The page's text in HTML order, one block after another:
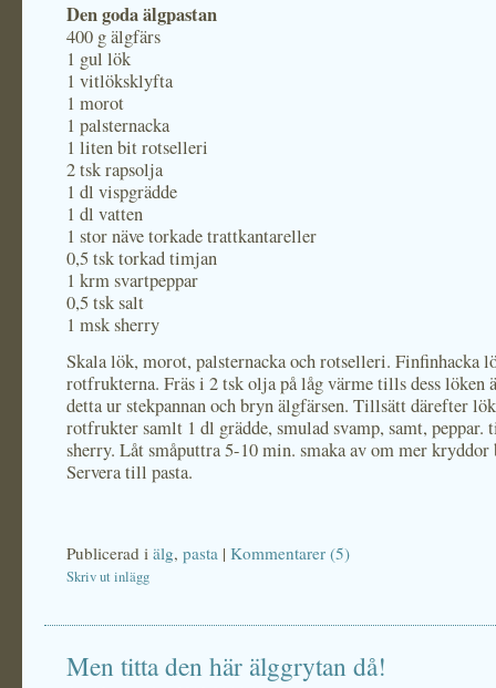
Den goda älgpastan
400 g älgfärs
1 gul lök
1 vitlöksklyfta
1 morot
1 palsternacka
1 liten bit rotselleri
2 tsk rapsolja
1 dl vispgrädde
1 dl vatten
1 stor näve torkade trattkantareller
0,5 tsk torkad timjan
1 krm svartpeppar
0,5 tsk salt
1 msk sherry
Skala lök, morot, palsternacka och rotselleri. Finfinhacka
rotfrukterna. Fräs i 2 tsk olja på låg värme tills dess löken
detta ur stekpannan och bryn älgfärsen. Tillsätt därefter
rotfrukter samlt 1 dl grädde, smulad svamp, samt, peppar.
sherry. Låt småputtra 5-10 min. smaka av om mer kryddor
Servera till pasta.
Publicerad i älg, pasta | Kommentarer (5)
Skriv ut inlägg
Men titta den här älggrytan då!